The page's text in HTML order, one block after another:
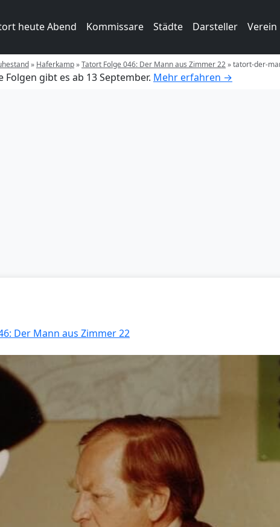
heute Abend Kommissare Städte Darsteller Verein
» Haferkamp»Tatort Folge 046: Der Mann aus Zimmer 22»tatort-der-
Folgen gibt es ab 13 September. Mehr erfahren →
Der Mann aus Zimmer 22